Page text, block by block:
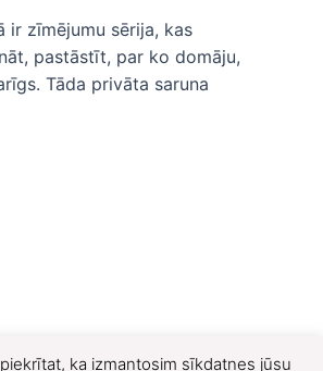
ir zīmējumu sērija, kas
pastāstīt, par ko domāju,
Tāda privāta saruna
ka izmantosim sīkdatnes jūsu